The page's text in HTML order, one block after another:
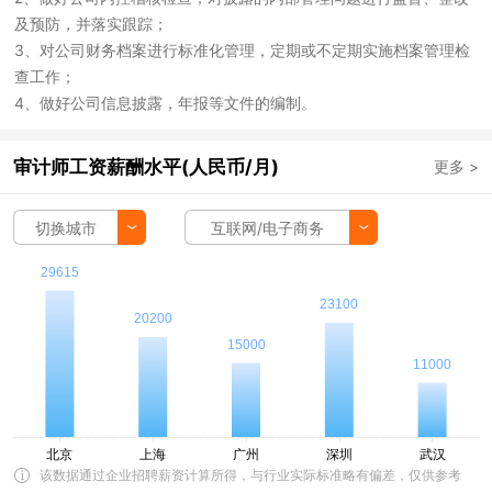
及预防，并落实跟踪；
3、对公司财务档案进行标准化管理，定期或不定期实施档案管理检
查工作；
4、做好公司信息披露，年报等文件的编制。
审计师工资薪酬水平(人民币/月) 更多 >
切换城市 互联网/电子商务
该数据通过企业招聘薪资计算所得，与行业实际标准略有偏差，仅供参考